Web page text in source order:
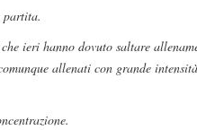
partita.
ieri hanno dovuto saltare
allenati con grande